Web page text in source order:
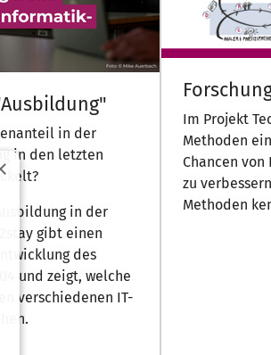
in der
in den letzten
in der
gibt einen
des
und zeigt, welche
verschiedenen IT-
Im Projekt
Methoden
Chancen
zu
Methoden